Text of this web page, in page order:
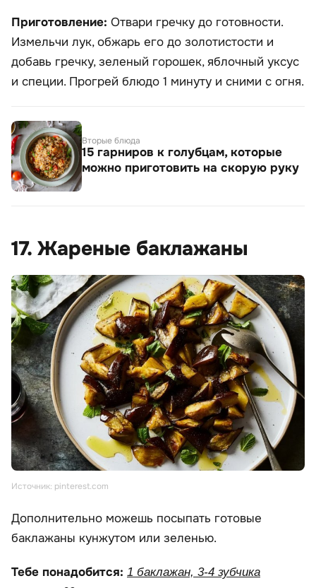
Приготовление: Отвари гречку до готовности.
Измельчи лук, обжарь его до золотистости и
добавь гречку, зеленый горошек, яблочный уксус
и специи. Прогрей блюдо 1 минуту и сними с огня.
Вторые блюда
15 гарниров к голубцам, которые
можно приготовить на скорую руку
17. Жареные баклажаны
Источник: pinterest.com
Дополнительно можешь посыпать готовые
баклажаны кунжутом или зеленью.
Тебе понадобится: 1 баклажан, 3-4 зубчика